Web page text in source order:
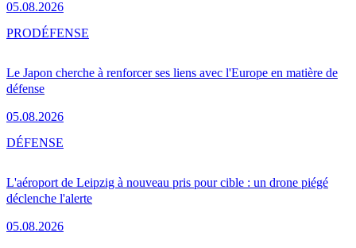
05.08.2026
Le Japon cherche à renforcer ses liens avec l'Europe en matière de
défense
05.08.2026
PRODÉFENSE
L'aéroport de Leipzig à nouveau pris pour cible : un drone piégé
déclenche l'alerte
05.08.2026
DÉFENSE